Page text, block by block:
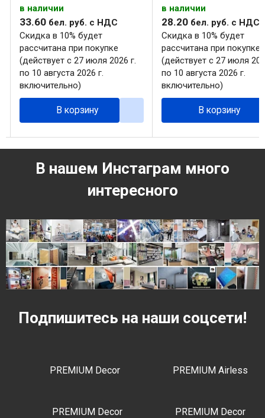
в наличии
33.60 бел. руб. с НДС
Скидка в 10% будет
рассчитана при покупке
(действует с 27 июля 2026 г.
по 10 августа 2026 г.
включительно)
В корзину
в наличии
28.20 бел. руб. с НДС
Скидка в 10% будет
рассчитана при покупке
(действует с 27 июля
по 10 августа 2026 г.
включительно)
В корзину
В нашем Инстаграм много
интересного
Подпишитесь на наши соцсети!
PREMIUM Decor PREMIUM Airless
PREMIUM Decor PREMIUM Decor